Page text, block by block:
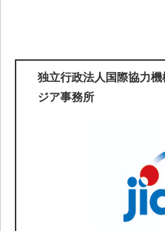
独立行政法人国際協力
ジア事務所